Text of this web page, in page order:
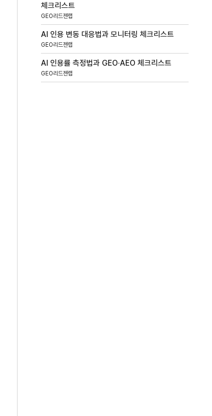
체크리스트
GEO리드젠랩
AI 인용 변동 대응법과 모니터링 체크리스트
GEO리드젠랩
AI 인용률 측정법과 GEO·AEO 체크리스트
GEO리드젠랩